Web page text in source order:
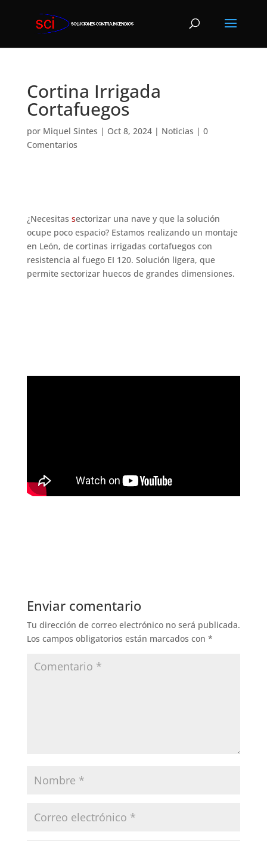
Cortina Irrigada
Cortafuegos
por Miquel Sintes | Oct 8, 2024| Noticias | 0
Comentarios
¿Necesitas sectorizaruna nave y que la solución
ocupe poco espacio? Estamos realizando un montaje
en León, de cortinas irrigadas cortafuegos con
resistencia al fuego EI 120. Solución ligera, que
permite sectorizar huecos de grandes dimensiones.
Enviar comentario
Tu dirección de correo electrónico no será publicada.
Los campos obligatorios están marcados con *